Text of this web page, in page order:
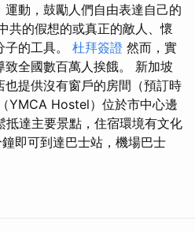
動，鼓勵人們自由表達自己的
共的假想的或真正的敵人、懷
的工具。 杜拜簽證 然而，實
全國數百萬人挨餓。 新加坡
提供沒有窗戶的房間（預訂時
YMCA Hostel）位於市中心邊
抵達主要景點，住宿環境有文化
即可到達巴士站，機場巴士